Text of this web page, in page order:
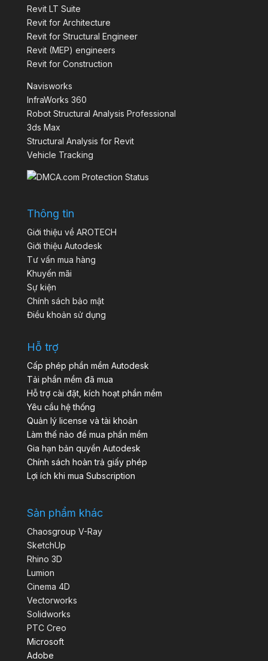
Revit LT Suite
Revit for Architecture
Revit for Structural Engineer
Revit (MEP) engineers
Revit for Construction
Navisworks
InfraWorks 360
Robot Structural Analysis Professional
3ds Max
Structural Analysis for Revit
Vehicle Tracking
Thông tin
Giới thiệu về AROTECH
Giới thiệu Autodesk
Tư vấn mua hàng
Khuyến mãi
Sự kiện
Chính sách bảo mật
Điều khoản sử dụng
Hỗ trợ
Cấp phép phần mềm Autodesk
Tải phần mềm đã mua
Hỗ trợ cài đặt, kích hoạt phần mềm
Yêu cầu hệ thống
Quản lý license và tài khoản
Làm thế nào để mua phần mềm
Gia hạn bản quyền Autodesk
Chính sách hoàn trả giấy phép
Lợi ích khi mua Subscription
Sản phẩm khác
Chaosgroup V-Ray
SketchUp
Rhino 3D
Lumion
Cinema 4D
Vectorworks
Solidworks
PTC Creo
Microsoft
Adobe